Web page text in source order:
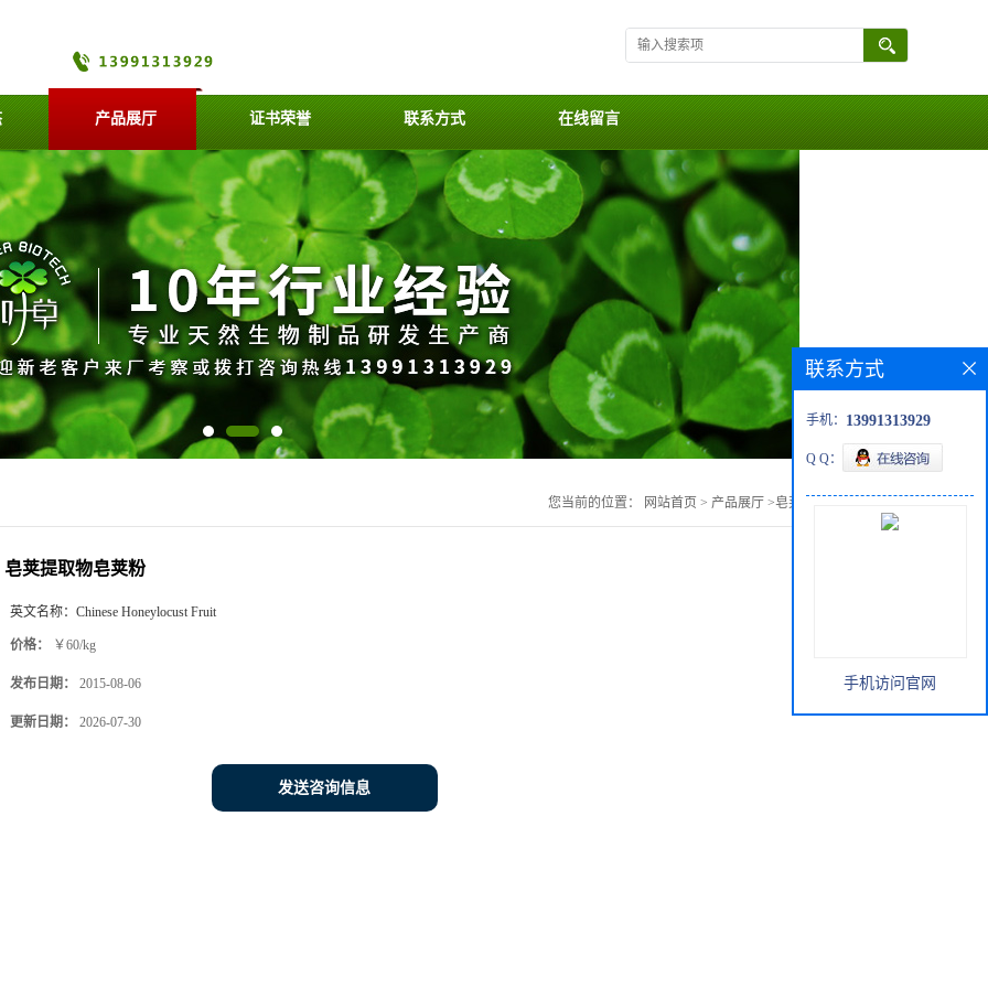
产品展厅 证书荣誉 联系方式 在线留言
您当前的位置： 网站首页 > 产品展厅 >皂荚提取物皂荚粉
皂荚提取物皂荚粉
英文名称： Chinese Honeylocust Fruit
价格： ￥60/kg
发布日期： 2015-08-06
更新日期： 2026-07-30
发送咨询信息
联系方式
手机： 13991313929
Q Q：
手机访问官网